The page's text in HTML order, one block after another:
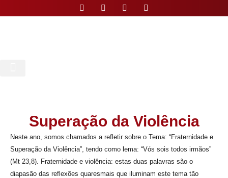
Superação da Violência
Neste ano, somos chamados a refletir sobre o Tema: “Fraternidade e
Superação da Violência”, tendo como lema: “Vós sois todos irmãos”
(Mt 23,8). Fraternidade e violência: estas duas palavras são o
diapasão das reflexões quaresmais que iluminam este tema tão